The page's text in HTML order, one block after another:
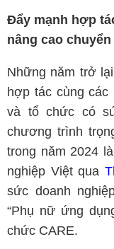
Đẩy mạnh hợp
nâng cao
Những năm trở
hợp tác cùng
và tổ chức có
chương trình
trong năm 2024
nghiệp Việt qua
sức doanh
“Phụ nữ ứng
chức CARE.